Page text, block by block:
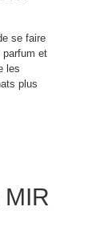
se faire
parfum et
les
plus